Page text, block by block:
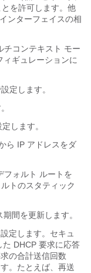
を許可します。他
ンターフェイスの相
チコンテキスト モー
ィギュレーションに
定します。
します。
ら IP アドレスをダ
フォルト ルートを
トのスタティック
間を更新します。
定します。セキュ
た DHCP 要求に応答
の合計送信回数
。たとえば、再送